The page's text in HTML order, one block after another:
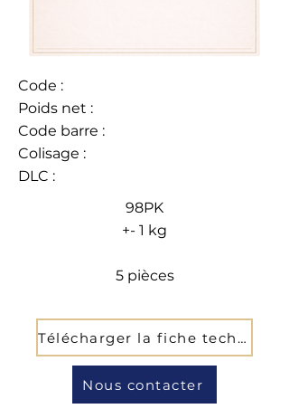
Code :
Poids net :
Code barre :
Colisage :
DLC :
98PK
+- 1 kg
5 pièces
Télécharger la fiche technique
Nous contacter